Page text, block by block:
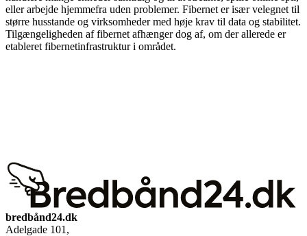
eller arbejde hjemmefra uden problemer. Fibernet er især velegnet til
større husstande og virksomheder med høje krav til data og stabilitet.
Tilgængeligheden af fibernet afhænger dog af, om der allerede er
etableret fibernetinfrastruktur i området.
bredbånd24.dk
Adelgade 101 ,